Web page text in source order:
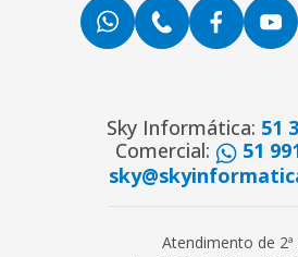
Sky Informática: 51
Comercial:
51
Atendimento de 2ª